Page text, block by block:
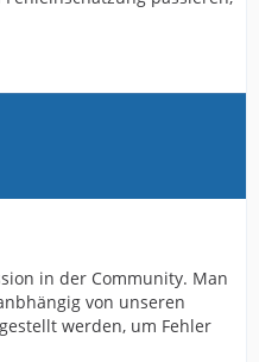
in der Community. Man
von unseren
werden, um Fehler